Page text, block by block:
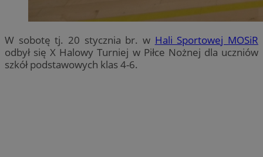
W sobotę tj. 20 stycznia br. w Hali Sportowej MOSiR
odbył się X Halowy Turniej w Piłce Nożnej dla uczniów
szkół podstawowych klas 4-6.